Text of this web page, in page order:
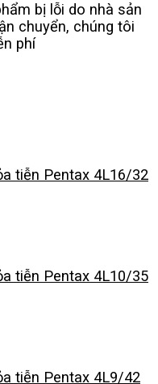
bị lỗi do nhà sản
chuyển, chúng tôi
phí
tiễn Pentax 4L16/32
tiễn Pentax 4L10/35
tiễn Pentax 4L9/42